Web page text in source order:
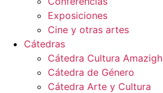
Exposiciones
Cine y otras artes
Cátedras
Cátedra Cultura Amazigh
Cátedra de Género
Cátedra Arte y Cultura